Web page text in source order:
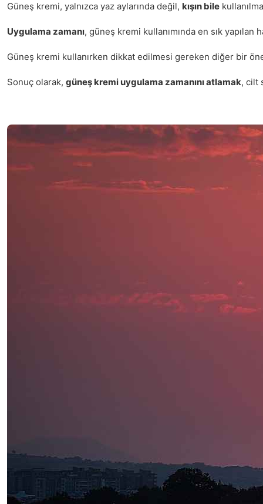
Güneş kremi, yalnızca yaz aylarında değil, kışın bile
Uygulama zamanı, güneş kremi kullanımında en sık
Güneş kremi kullanırken dikkat edilmesi gereken diğer bir
Sonuç olarak, güneş kremi uygulama zamanını atlamak, cilt